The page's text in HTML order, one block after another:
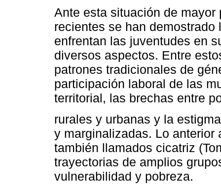
Ante esta situación de
recientes se han
enfrentan las juventudes en
diversos aspectos. Entre
patrones tradicionales de
participación laboral de las
territorial, las brechas entre
rurales y urbanas y la
y marginalizadas. Lo anterior
también llamados cicatriz
trayectorias de amplios
vulnerabilidad y pobreza.